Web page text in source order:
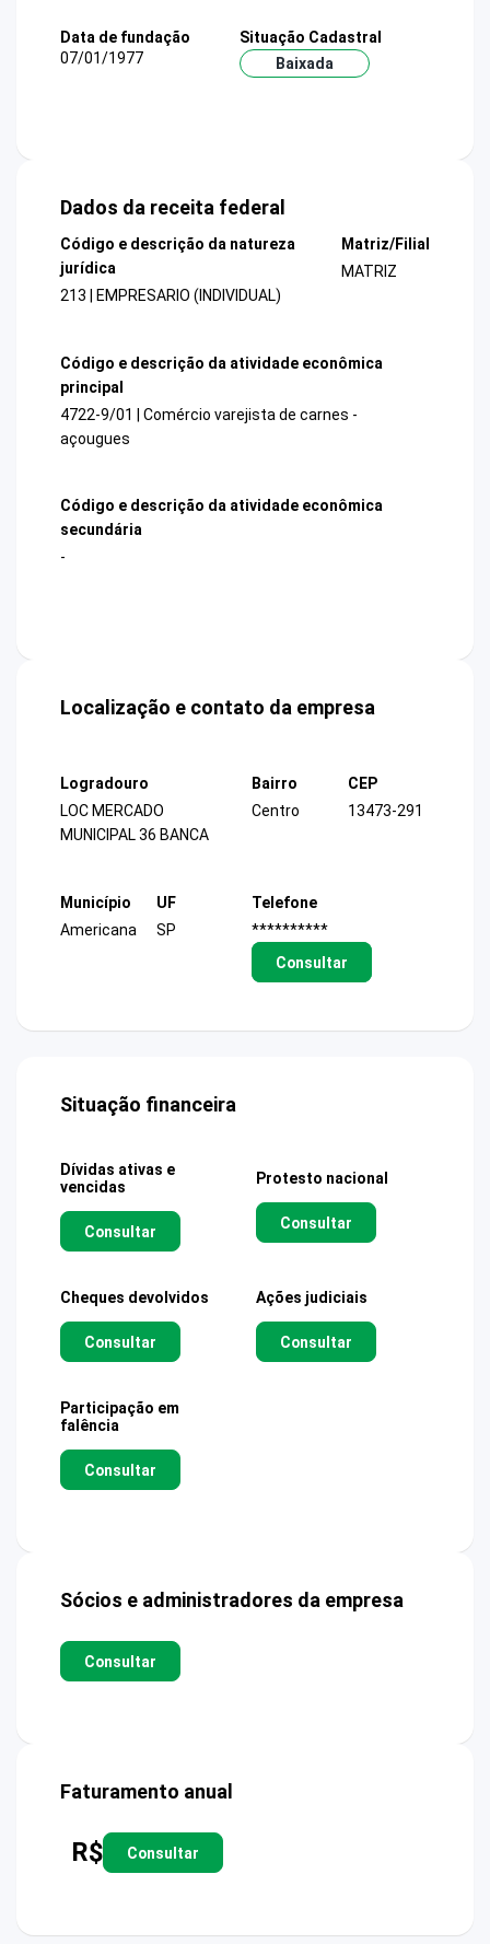
Data de fundação
07/01/1977
Situação Cadastral
Baixada
Dados da receita federal
Código e descrição da natureza
jurídica
213 | EMPRESARIO (INDIVIDUAL)
Matriz/Filial
MATRIZ
Código e descrição da atividade econômica
principal
4722-9/01 | Comércio varejista de carnes -
açougues
Código e descrição da atividade econômica
secundária
-
Localização e contato da empresa
Logradouro
LOC MERCADO
MUNICIPAL 36 BANCA
Bairro
Centro
CEP
13473-291
Município
Americana
UF
SP
Telefone
**********
Consultar
Situação financeira
Dívidas ativas e
vencidas
Consultar
Protesto nacional
Consultar
Cheques devolvidos
Consultar
Ações judiciais
Consultar
Participação em
falência
Consultar
Sócios e administradores da empresa
Consultar
Faturamento anual
R$ Consultar